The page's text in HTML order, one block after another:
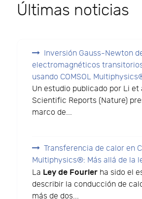
Últimas noticias
Inversión Gauss-Newton
electromagnéticos transitorios
usando COMSOL
Un estudio publicado por Li et
Scientific Reports (Nature)
marco de...
Transferencia de calor en
Multiphysics®: Más allá de la
La Ley de Fourier ha sido el
describir la conducción de
más de dos...